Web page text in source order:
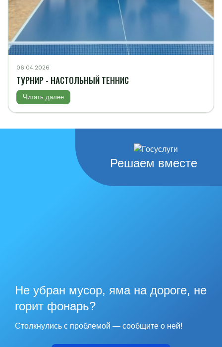
06.04.2026
ТУРНИР - НАСТОЛЬНЫЙ ТЕННИС
Читать далее
Решаем вместе
Не убран мусор, яма на дороге, не
горит фонарь?
Столкнулись с проблемой — сообщите о ней!